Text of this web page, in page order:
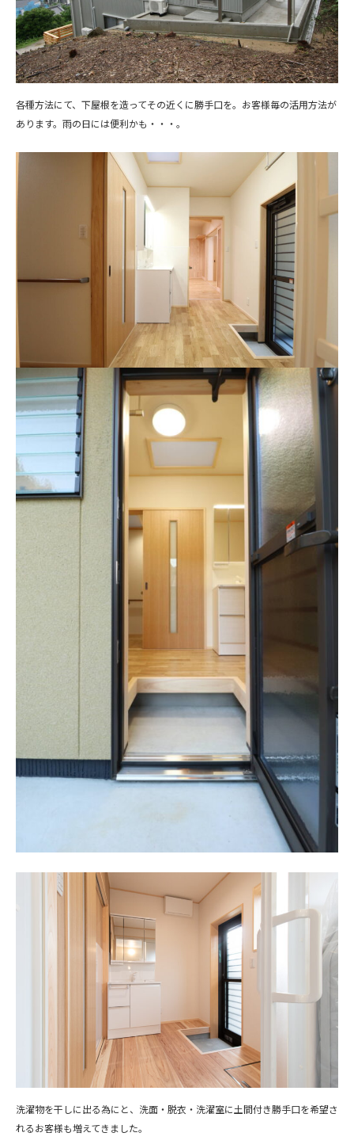
各種方法にて、下屋根を造ってその近くに勝手口を。お客様毎の活用方法が
あります。雨の日には便利かも・・・。
洗濯物を干しに出る為にと、洗面・脱衣・洗濯室に土間付き勝手口を希望さ
れるお客様も増えてきました。